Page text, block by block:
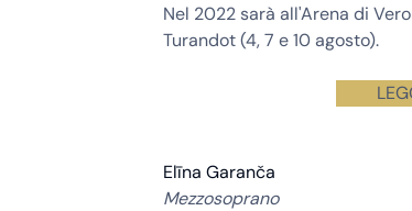
Nel 2022 sarà all'Arena di
Turandot (4, 7 e 10 agosto).
Elīna Garanča
Mezzosoprano